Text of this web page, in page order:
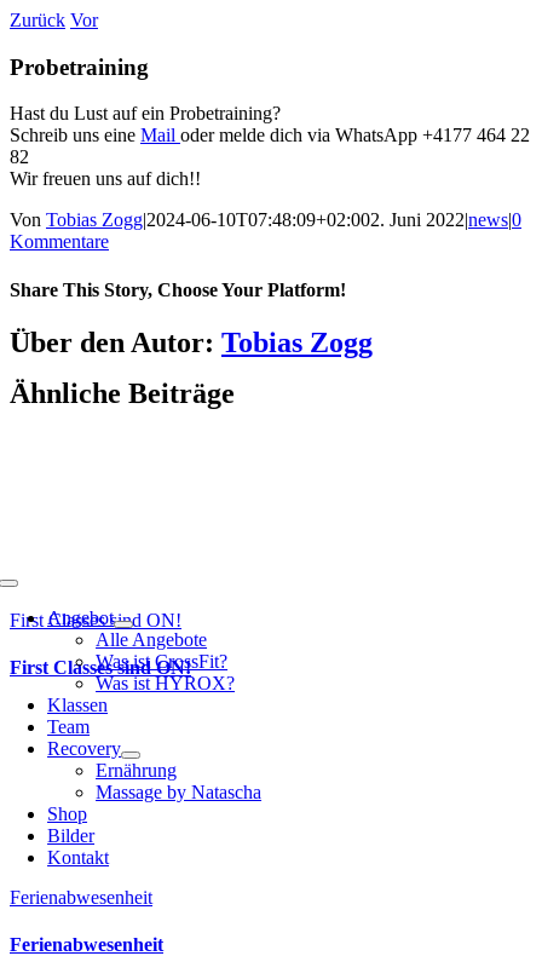
Zum
springen
Toggle
NavigationAngebot
Alle Angebote
Was ist CrossFit?
Was ist HYROX?
Klassen
Team
Recovery
Ernährung
Massage by Natascha
Shop
Bilder
Kontakt
Zurück Vor
Probetraining
Hast du Lust auf ein Probetraining?
Schreib uns eine Mail oder melde dich via WhatsApp +4177 464 22
82
Wir freuen uns auf dich!!
Von Tobias Zogg|2024-06-10T07:48:09+02:002. Juni 2022|news|0
Kommentare
Share This Story, Choose Your Platform!
Facebook
LinkedIn
WhatsApp
Telegram
Tumblr
Pinterest
Vk
Xing
E-
Mail
Über den Autor: Tobias Zogg
Ähnliche Beiträge
First Classes sind ON!
First Classes sind ON!
Ferienabwesenheit
Ferienabwesenheit